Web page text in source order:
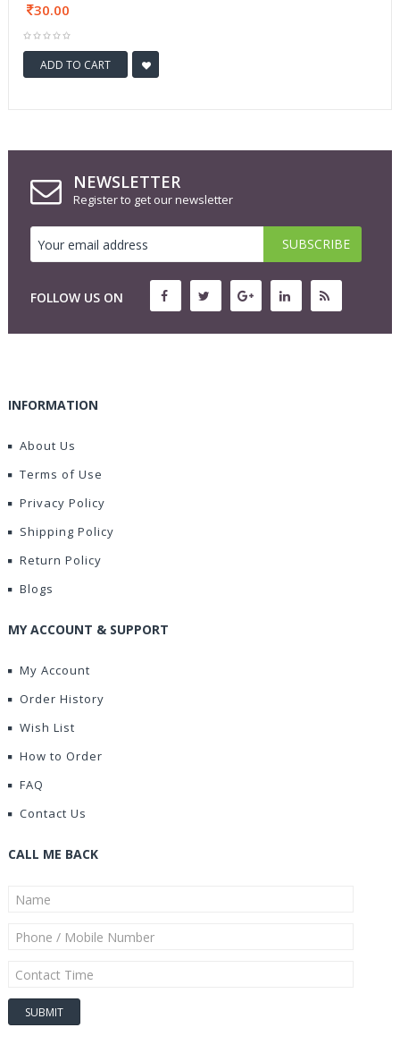
30.00
ADD TO CART
NEWSLETTER
Register to get our newsletter
FOLLOW US ON
INFORMATION
About Us
Terms of Use
Privacy Policy
Shipping Policy
Return Policy
Blogs
MY ACCOUNT & SUPPORT
My Account
Order History
Wish List
How to Order
FAQ
Contact Us
CALL ME BACK